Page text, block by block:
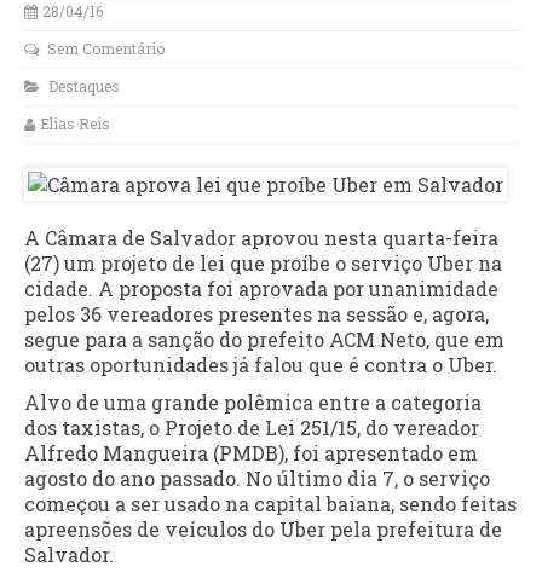
28/04/16
Sem Comentário
Destaques
Elias Reis
A Câmara de Salvador aprovou nesta quarta-feira
(27) um projeto de lei que proíbe o serviço Uber na
cidade. A proposta foi aprovada por unanimidade
pelos 36 vereadores presentes na sessão e, agora,
segue para a sanção do prefeito ACM Neto, que em
outras oportunidades já falou que é contra o Uber.
Alvo de uma grande polêmica entre a categoria
dos taxistas, o Projeto de Lei 251/15, do vereador
Alfredo Mangueira (PMDB), foi apresentado em
agosto do ano passado. No último dia 7, o serviço
começou a ser usado na capital baiana, sendo feitas
apreensões de veículos do Uber pela prefeitura de
Salvador.